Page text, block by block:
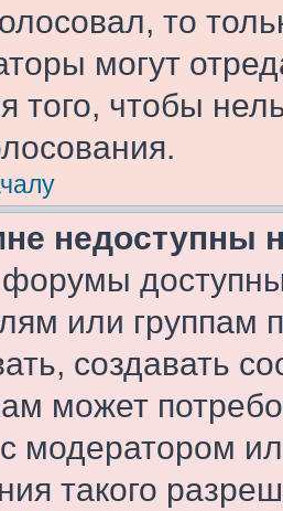
то
могут
того, чтобы
недоступны
или группам
создавать
может
модератором
такого